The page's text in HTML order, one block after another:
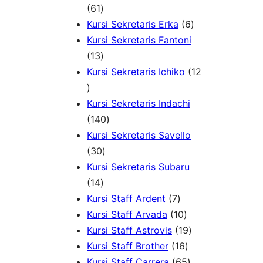
d
u
k
P
r
d
k
616
1
P
r
o
u
k
Kursi Sekretaris Erka 66
P
o
Kursi Sekretaris Fantoni
131
3
r
o
d
u
k
Kursi Sekretaris Ichiko
12
1
2
P
r
o
d
u
k
Kursi Sekretaris Indachi
1401
4
P
o
d
u
k
Kursi Sekretaris Savello
303
0
P
r
o
d
u
Kursi Sekretaris Subaru
141
4
P
r
o
Kursi Staff Ardent 77
P
r
o
Kursi Staff Arvada 101
0
P
Kursi Staff Astrovis 191
Kursi Staff Brother 161